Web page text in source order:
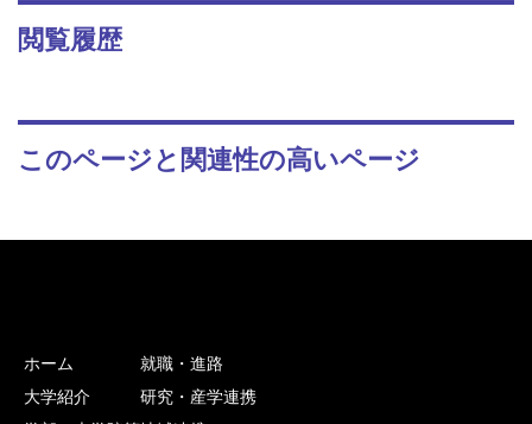
閲覧履歴
このページと関連性の高いページ
ホーム
大学紹介
就職・進路
研究・産学連携